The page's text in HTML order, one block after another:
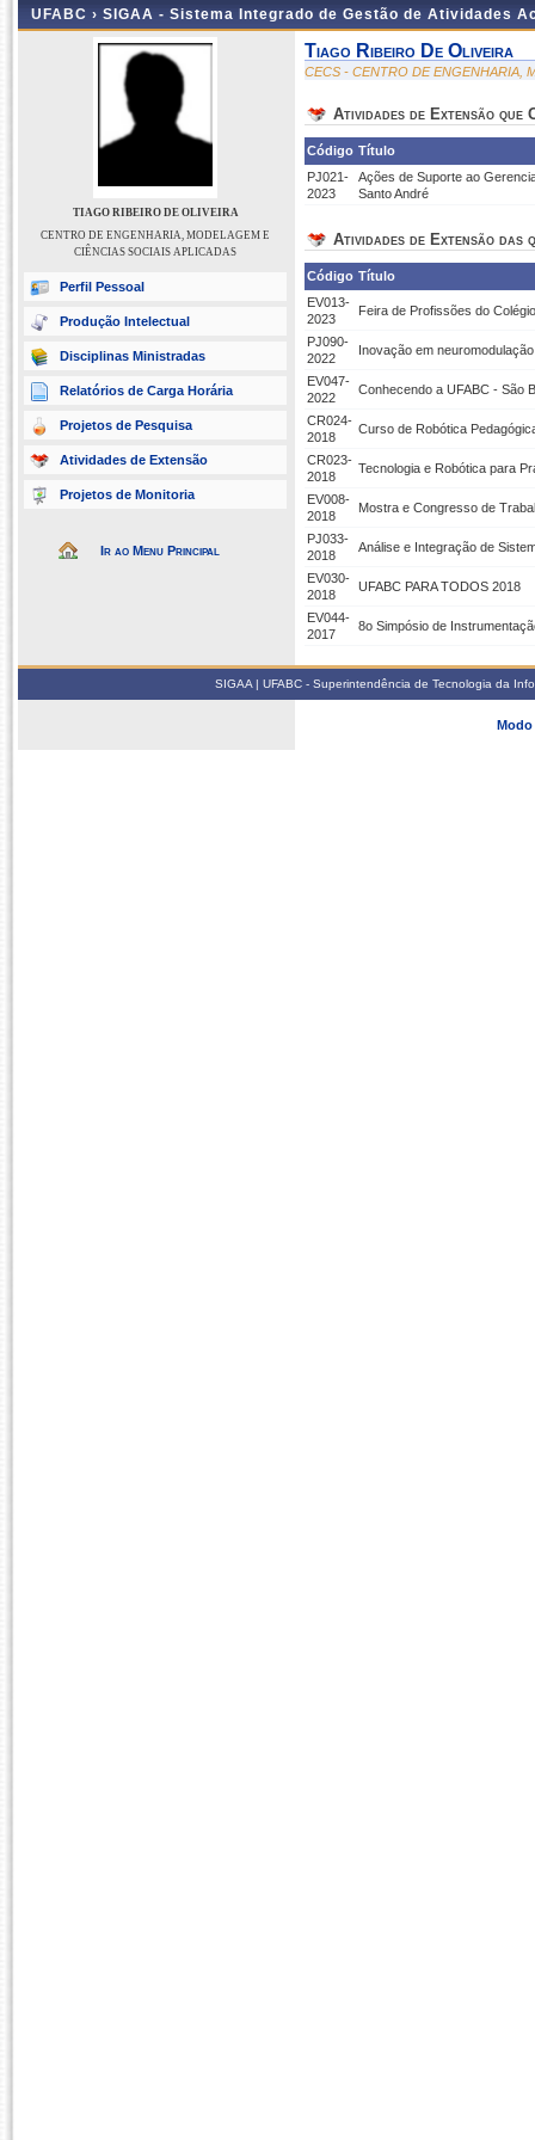
UFABC › SIGAA - Sistema Integrado de Gestão de Atividades
TIAGO RIBEIRO DE OLIVEIRA
CENTRO DE ENGENHARIA, MODELAGEM E
CIÊNCIAS SOCIAIS APLICADAS
Perfil Pessoal
Produção Intelectual
Disciplinas Ministradas
Relatórios de Carga Horária
Projetos de Pesquisa
Atividades de Extensão
Projetos de Monitoria
Ir ao Menu Principal
Tiago Ribeiro De Oliveira
CECS - CENTRO DE ENGENHARIA,
Atividades de Extensão que
Código Título
PJ021-
2023
Ações de Suporte ao
Santo André
Atividades de Extensão das
Código Título
EV013-
2023
Feira de Profissões do
PJ090-
2022
Inovação em
EV047-
2022
Conhecendo a UFABC - São
CR024-
2018
Curso de Robótica
CR023-
2018
Tecnologia e Robótica para
EV008-
2018
Mostra e Congresso de
PJ033-
2018
Análise e Integração de
EV030-
2018
UFABC PARA TODOS 2018
EV044-
2017
8o Simpósio de
SIGAA | UFABC - Superintendência de Tecnologia da
Modo